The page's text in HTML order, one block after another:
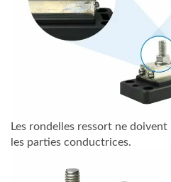
Les rondelles ressort ne
les parties conductrices.